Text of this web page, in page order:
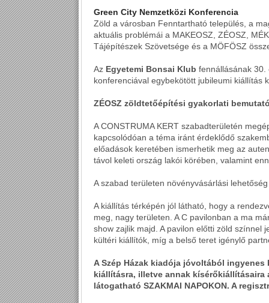
Green City Nemzetközi Konferencia
Zöld a városban Fenntartható település, a
aktuális problémái a MAKEOSZ, ZÉOSZ,
Tájépítészek Szövetsége és a MÖFÖSZ
Az Egyetemi Bonsai Klub fennállásának 30.
konferenciával egybekötött jubileumi kiállítás
ZÉOSZ zöldtetőépítési gyakorlati
A CONSTRUMA KERT szabadterületén
kapcsolódóan a téma iránt érdeklődő
előadások keretében ismerhetik meg az
távol keleti ország lakói körében, valamint
A szabad területen növényvásárlási
A kiállítás térképén jól látható, hogy a
meg, nagy területen. A C pavilonban a ma
show zajlik majd. A pavilon előtti zöld színnel
kültéri kiállítók, míg a belső teret igénylő
A Szép Házak kiadója jóvoltából ingyenes
kiállításra, illetve annak kísérőkiállításaira
látogatható SZAKMAI NAPOKON. A